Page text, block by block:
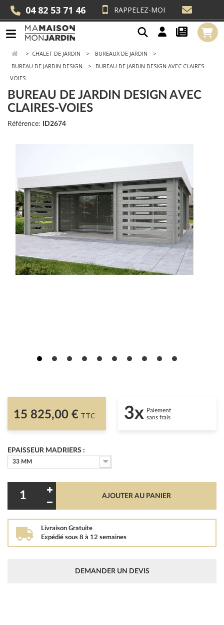
04 82 53 71 46 RAPPELEZ-MOI
> CHALET DE JARDIN
BUREAUX DE JARDIN
BUREAU DE JARDIN DESIGN
BUREAU DE JARDIN DESIGN AVEC CLAIRES-
VOIES
BUREAU DE JARDIN DESIGN AVEC
CLAIRES-VOIES
Référence: ID2674
15 825,00 € TTC 3x Paiement
sans frais
EPAISSEUR MADRIERS :
33 MM
AJOUTER AU PANIER
Livraison Gratuite
Expédié sous 8 à 12 semaines
DEMANDER UN DEVIS